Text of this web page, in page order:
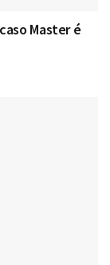
Master é